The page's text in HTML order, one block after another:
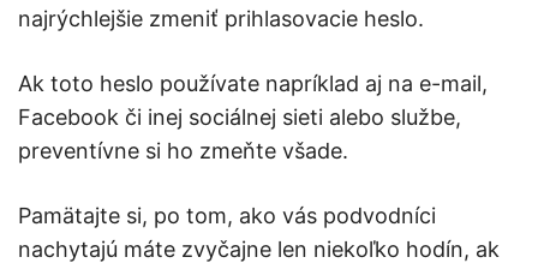
najrýchlejšie zmeniť prihlasovacie heslo.
Ak toto heslo používate napríklad aj na e-mail,
Facebook či inej sociálnej sieti alebo službe,
preventívne si ho zmeňte všade.
Pamätajte si, po tom, ako vás podvodníci
nachytajú máte zvyčajne len niekoľko hodín, ak